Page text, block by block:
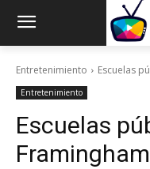
Entretenimiento Escuelas
Entretenimiento
Escuelas